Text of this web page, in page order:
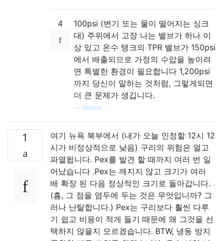
4
100psi (변기 또는 물이 떨어지는 싱크
대) 주위에서 고장 나는 밸브가 하나 이
상 있고 온수 탱크의 TPR 밸브가 150psi
에서 배출되므로 가정의 수압을 높이려
면 특별한 환경이 필요합니다 1,200psi
까지 당신이 말하는 것처럼, 그렇게되면
더 큰 문제가 생깁니다.
— BMitch
1
여기 뉴욕 북부에서 (내가 오늘 인정할 12시 12
시가 비정상적으로 낮음) 구리의 위험은 얼고
파열됩니다. Pex를 발견 할 때까지 여러 번 일
어났습니다 .Pex는 깨지지 않고 크기가 여러
배 확장 된 다음 정상적인 크기로 돌아갑니다.
(흠, 그 점을 염두에 두는 것은 무엇입니까? 그
러나 난탈합니다.) Pex는 구리보다 훨씬 다루
기 쉽고 비용이 적게 들기 때문에 왜 그것을 선
택하지 않을지 모르겠습니다. BTW, 냉동 방지